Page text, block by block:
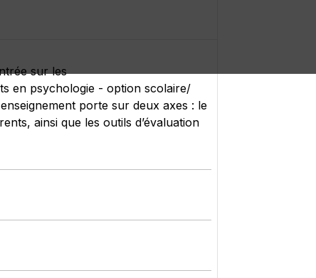
sur les
en psychologie - option scolaire/
porte sur deux axes : le
ainsi que les outils d’évaluation